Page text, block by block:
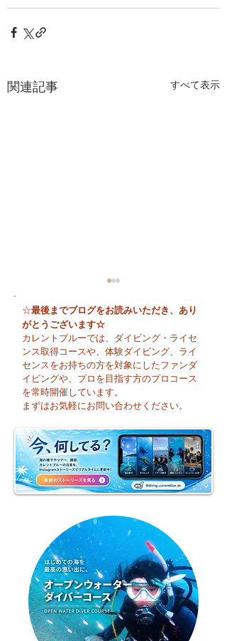
関連記事 すべて表示
😊 海へ戻る第一歩！リ
フレッシュコース開催♪
☆最後までブログをお読みいただき、あり
がとうございます☆
カレントブルーでは、ダイビング・ライセ
ンス取得コースや、体験ダイビング、ライ
センスをお持ちの方を対象にしたファンダ
イビングや、プロを目指す方のプロコース
を常時開催しています。
まずはお気軽にお問い合わせください。